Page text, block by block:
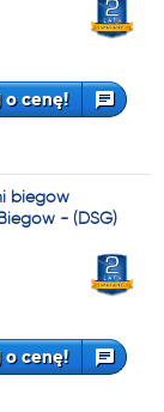
o cenę!
biegów
- (DSG)
o cenę!